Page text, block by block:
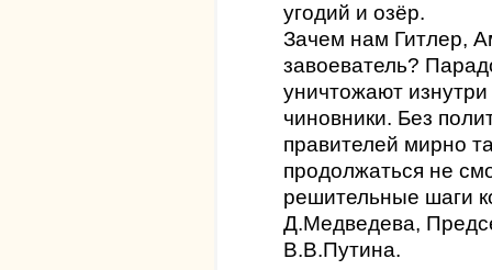
угодий и озёр.
Зачем нам Гитлер,
завоеватель?
уничтожают
чиновники. Без
правителей мирно
продолжаться не
решительные шаги
Д.Медведева,
В.В.Путина.